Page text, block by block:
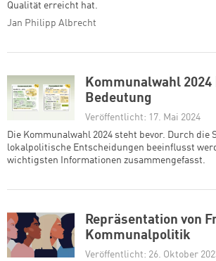
Qualität erreicht hat.
Jan Philipp Albrecht
Kommunalwahl
Bedeutung
Veröffentlicht: 17. Mai 2024
Die Kommunalwahl 2024 steht bevor. Durch die
lokalpolitische Entscheidungen beeinflusst
wichtigsten Informationen zusammengefasst.
Repräsentation von
Kommunalpolitik
Veröffentlicht: 26. Oktober